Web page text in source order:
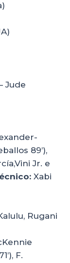
Jude
89’),
Jr. e
Xabi
Rugani
F.